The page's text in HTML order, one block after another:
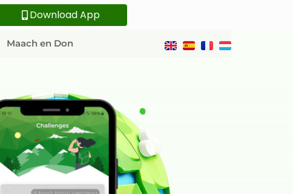
Download App
Maach en Don